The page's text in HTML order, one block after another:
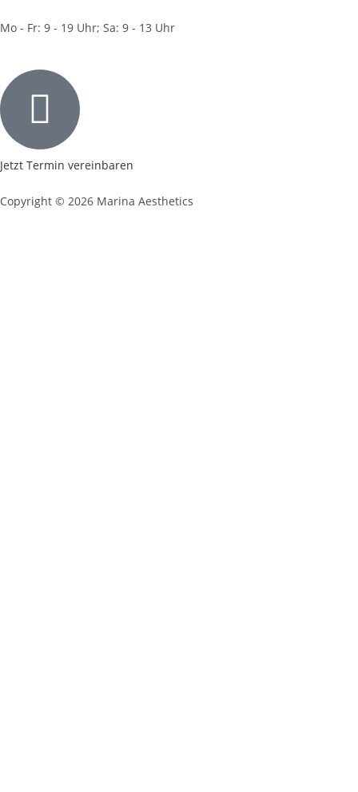
Mo - Fr: 9 - 19 Uhr; Sa: 9 - 13 Uhr
Jetzt Termin vereinbaren
Copyright © 2026 Marina Aesthetics